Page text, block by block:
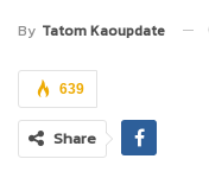
By Tatom Kaoupdate
639
Share